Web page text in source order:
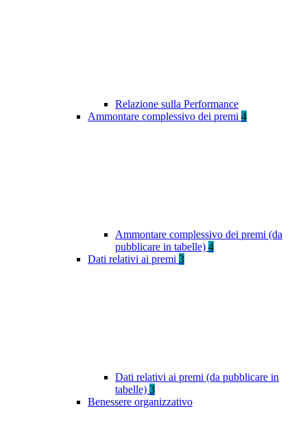
Relazione sulla Performance
Ammontare complessivo dei premi 4
Ammontare complessivo dei premi (da
pubblicare in tabelle) 4
Dati relativi ai premi 3
Dati relativi ai premi (da pubblicare in
tabelle) 3
Benessere organizzativo